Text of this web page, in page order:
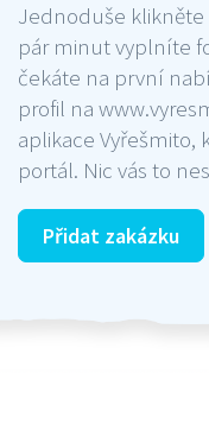
Jednoduše klikněte
pár minut vyplníte
čekáte na první
profil na
aplikace Vyřešmito,
portál. Nic vás to
Přidat zakázku